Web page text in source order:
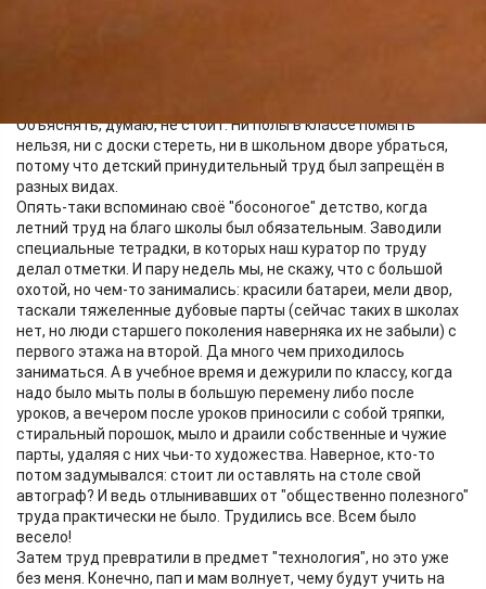
Объяснять, думаю, не стоит. Ни полы в классе помыть
нельзя, ни с доски стереть, ни в школьном дворе убраться,
потому что детский принудительный труд был запрещён в
разных видах.
Опять-таки вспоминаю своё "босоногое" детство, когда
летний труд на благо школы был обязательным. Заводили
специальные тетрадки, в которых наш куратор по труду
делал отметки. И пару недель мы, не скажу, что с большой
охотой, но чем-то занимались: красили батареи, мели двор,
таскали тяжеленные дубовые парты (сейчас таких в школах
нет, но люди старшего поколения наверняка их не забыли) с
первого этажа на второй. Да много чем приходилось
заниматься. А в учебное время и дежурили по классу, когда
надо было мыть полы в большую перемену либо после
уроков, а вечером после уроков приносили с собой тряпки,
стиральный порошок, мыло и драили собственные и чужие
парты, удаляя с них чьи-то художества. Наверное, кто-то
потом задумывался: стоит ли оставлять на столе свой
автограф? И ведь отлынивавших от "общественно полезного"
труда практически не было. Трудились все. Всем было
весело!
Затем труд превратили в предмет "технология", но это уже
без меня. Конечно, пап и мам волнует, чему будут учить на